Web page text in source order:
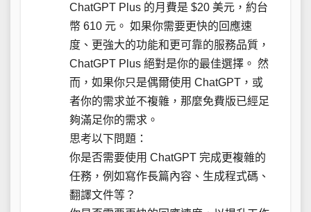
ChatGPT Plus 的月費是 $20 美元，約台
幣 610 元。 如果你需要更快的回應速
度、更強大的功能和更可靠的服務品質，
ChatGPT Plus 絕對是你的最佳選擇。 然
而，如果你只是偶爾使用 ChatGPT，或
者你的需求並不複雜，那麼免費版已經足
夠滿足你的需求。
思考以下問題：
你是否需要使用 ChatGPT 完成更複雜的
任務，例如寫作長篇內容、生成程式碼、
翻譯文件等？